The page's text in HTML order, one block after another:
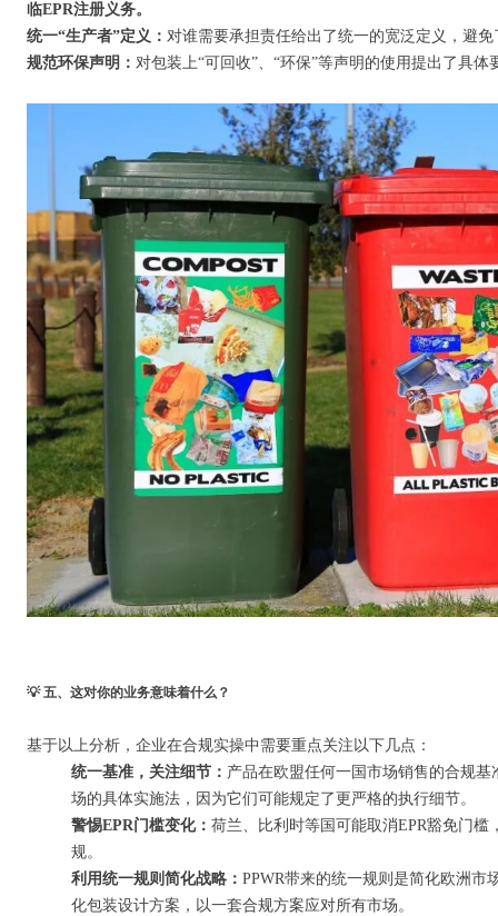
临EPR注册义务。
统一“生产者”定义： 对谁需要承担责任给出了统一的宽泛定义，避
规范环保声明： 对包装上“可回收”、“环保”等声明的使用提出了具体
💡 五、这对你的业务意味着什么？
基于以上分析，企业在合规实操中需要重点关注以下几点：
统一基准，关注细节： 产品在欧盟任何一国市场销售的合规
场的具体实施法，因为它们可能规定了更严格的执行细节。
警惕EPR门槛变化： 荷兰、比利时等国可能取消EPR豁免门
规。
利用统一规则简化战略： PPWR带来的统一规则是简化欧洲市
化包装设计方案，以一套合规方案应对所有市场。